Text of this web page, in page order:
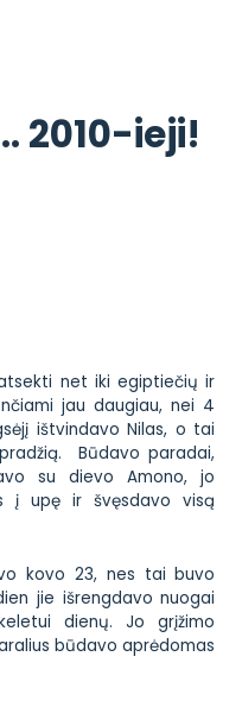
2010-ieji!
net iki egiptiečių ir
jau daugiau, nei 4
ištvindavo Nilas, o tai
Būdavo paradai,
su dievo Amono, jo
į upę ir švęsdavo visą
kovo 23, nes tai buvo
jie išrengdavo nuogai
dienų. Jo grįžimo
būdavo aprėdomas